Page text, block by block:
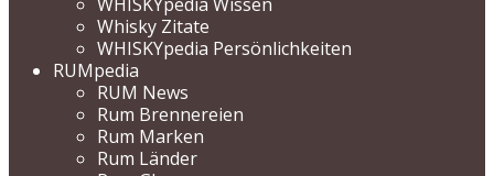
Whisky Zitate
WHISKYpedia Persönlichkeiten
RUMpedia
RUM News
Rum Brennereien
Rum Marken
Rum Länder